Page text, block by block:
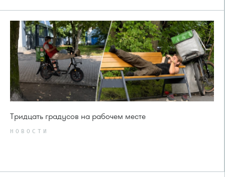
Тридцать градусов на рабочем месте
НОВОСТИ